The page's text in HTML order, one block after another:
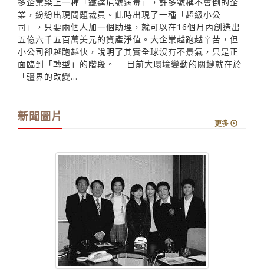
業，紛紛出現問題裁員。此時出現了一種「超級小公
司」，只要兩個人加一個助理，就可以在16個月內創造出
五億六千五百萬美元的資產淨值。大企業越跑越辛苦，但
小公司卻越跑越快，說明了其實全球沒有不景氣，只是正
面臨到「轉型」的階段。 目前大環境變動的關鍵就在於
「疆界的改變...
新聞圖片
更多